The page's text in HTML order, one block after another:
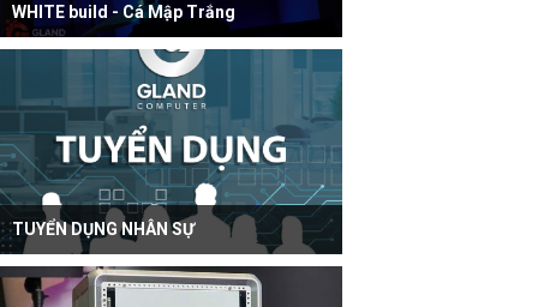
WHITE build - Cá Mập Trắng
TUYỂN DỤNG NHÂN SỰ